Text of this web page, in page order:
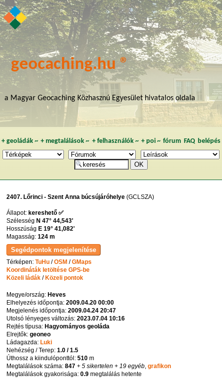
geocaching.hu ®
a Magyar Geocaching Közhasznú Egyesület hivatalos oldala
+ geoládák~ +megtalálások ~ + felhasználók~ + poi~ fórum FAQ belépés
2407. Lőrinci - Szent Anna búcsújáróhelye (GCLSZA)
Állapot: kereshető ✅
Szélesség N 47° 44,543'
Hosszúság E 19° 41,082'
Magasság:124 m
Térképen:TuHu /OSM /GMaps
Koordináták letöltése GPS-be
Közeli ládák / Közeli pontok
Megye/ország: Heves
Elhelyezés időpontja:2009.04.20 00:00
Megjelenés időpontja:2009.04.24 20:47
Utolsó lényeges változás:2023.07.04 10:16
Rejtés típusa: Hagyományos geoláda
Elrejtők:geoneo
Ládagazda: Luki
Nehézség / Terep:1.0 / 1.5
Úthossz a kiindulóponttól:510 m
Megtalálások száma:847 + 5 sikertelen + 19 egyéb,grafikon
Megtalálások gyakorisága:0.9 megtalálás hetente